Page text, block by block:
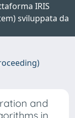
IRIS
sviluppata da
and
in